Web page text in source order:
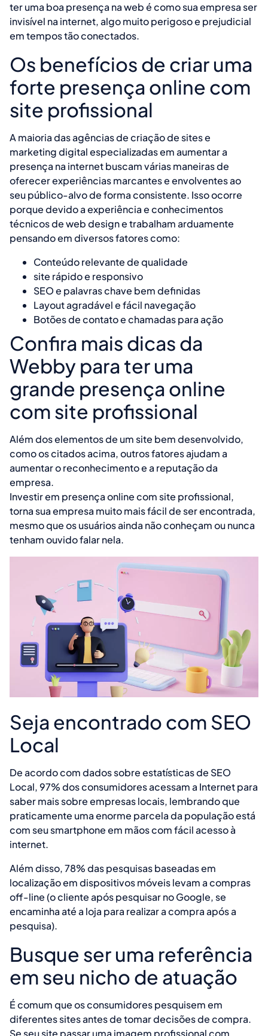
ter uma boa presença na web é como sua empresa ser
invisível na internet, algo muito perigoso e prejudicial
em tempos tão conectados.
Os benefícios de criar uma
forte presença online com
site profissional
A maioria das agências de criação de sites e
marketing digital especializadas em aumentar a
presença na internet buscam várias maneiras de
oferecer experiências marcantes e envolventes ao
seu público-alvo de forma consistente. Isso ocorre
porque devido a experiência e conhecimentos
técnicos de web design e trabalham arduamente
pensando em diversos fatores como:
Conteúdo relevante de qualidade
site rápido e responsivo
SEO e palavras chave bem definidas
Layout agradável e fácil navegação
Botões de contato e chamadas para ação
Confira mais dicas da
Webby para ter uma
grande presença online
com site profissional
Além dos elementos de um site bem desenvolvido,
como os citados acima, outros fatores ajudam a
aumentar o reconhecimento e a reputação da
empresa.
Investir em presença online com site profissional,
torna sua empresa muito mais fácil de ser encontrada,
mesmo que os usuários ainda não conheçam ou nunca
tenham ouvido falar nela.
Seja encontrado com SEO
Local
De acordo com dados sobre estatísticas de SEO
Local, 97% dos consumidores acessam a Internet para
saber mais sobre empresas locais, lembrando que
praticamente uma enorme parcela da população está
com seu smartphone em mãos com fácil acesso à
internet.
Além disso, 78% das pesquisas baseadas em
localização em dispositivos móveis levam a compras
off-line (o cliente após pesquisar no Google, se
encaminha até a loja para realizar a compra após a
pesquisa).
Busque ser uma referência
em seu nicho de atuação
É comum que os consumidores pesquisem em
diferentes sites antes de tomar decisões de compra.
Se seu site passar uma imagem profissional com